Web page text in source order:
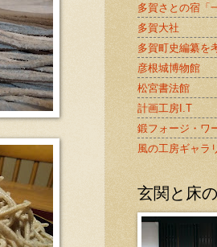
多賀さとの宿「
多賀大社
多賀町史編纂を
彦根城博物館
松宮書法館
計画工房I.T
鍛フォージ・ワ
風の工房ギャ
玄関と床